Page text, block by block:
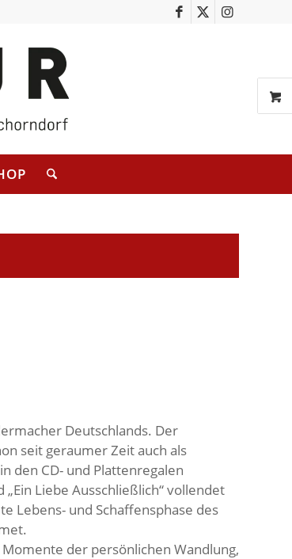
Deutschlands. Der
seit geraumer Zeit auch als
den CD- und Plattenregalen
Liebe Ausschließlich“ vollendet
Lebens- und Schaffensphase des
der persönlichen Wandlung,